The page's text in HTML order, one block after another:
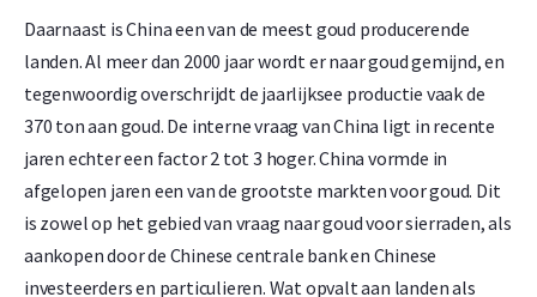
Daarnaast is China een van de meest goud producerende
landen. Al meer dan 2000 jaar wordt er naar goud gemijnd, en
tegenwoordig overschrijdt de jaarlijksee productie vaak de
370 ton aan goud. De interne vraag van China ligt in recente
jaren echter een factor 2 tot 3 hoger. China vormde in
afgelopen jaren een van de grootste markten voor goud. Dit
is zowel op het gebied van vraag naar goud voor sierraden, als
aankopen door de Chinese centrale bank en Chinese
investeerders en particulieren. Wat opvalt aan landen als